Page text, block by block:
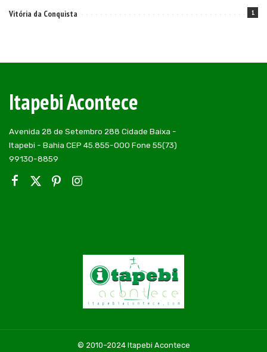
Vitória da Conquista 1
Itapebi Acontece
Avenida 28 de Setembro 288 Cidade Baixa -
Itapebi - Bahia CEP 45.855-000 Fone 55(73)
99130-8859
© 2010–2024 Itapebi Acontece